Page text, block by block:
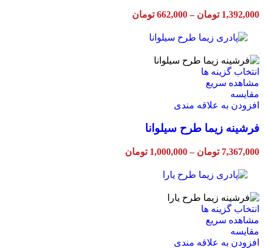
گزینه
ممکن
است
در
صفحه
شوند
1,392,000 تومان –
662,000 تومان
انتخاب گزینه ها
انواع
می
باشد.
گزینه
ممکن
است
در
صفحه
شوند
مشاهده سریع
مقایسه
افزودن به علاقه مندی
فرشینه زیما طرح سیلوانا
7,367,000 تومان –
1,000,000 تومان
انتخاب گزینه ها
انواع
مشاهده سریع
مقایسه
افزودن به علاقه مندی